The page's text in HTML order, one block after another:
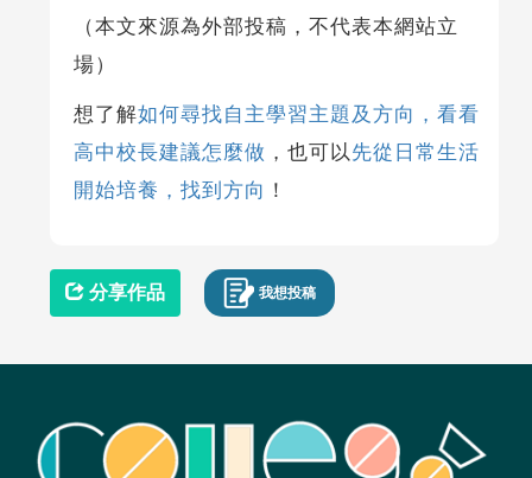
（本文來源為外部投稿，不代表本網站立
場）
想了解如何尋找自主學習主題及方向，看看
高中校長建議怎麼做 ，也可以 先從日常生活
開始培養，找到方向 ！
分享作品 我想投稿